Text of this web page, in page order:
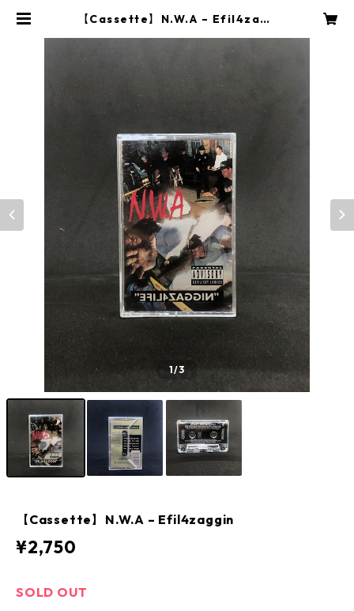
【Cassette】N.W.A – Efil4zagg
1/3
【Cassette】N.W.A – Efil4zaggin
¥2,750
SOLD OUT